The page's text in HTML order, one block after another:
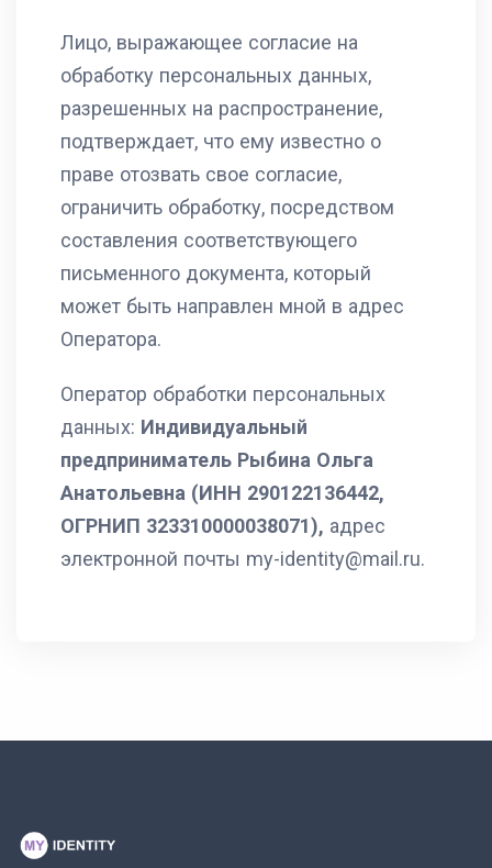
Лицо, выражающее согласие на
обработку персональных данных,
разрешенных на распространение,
подтверждает, что ему известно о
праве отозвать свое согласие,
ограничить обработку, посредством
составления соответствующего
письменного документа, который
может быть направлен мной в адрес
Оператора.
Оператор обработки персональных
данных: Индивидуальный
предприниматель Рыбина Ольга
Анатольевна (ИНН 290122136442,
ОГРНИП 323310000038071), адрес
электронной почты my-identity@mail.ru.